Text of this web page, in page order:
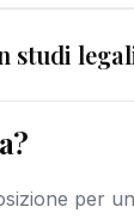
e
studi
con studi
per